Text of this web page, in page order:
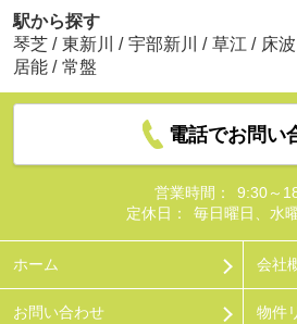
駅から探す
琴芝 / 東新川 / 宇部新川 / 草江 / 床波
居能 / 常盤
電話でお問い
営業時間：
9:30～
定休日：
毎日曜日、水
ホーム 会社
お問い合わせ 物件